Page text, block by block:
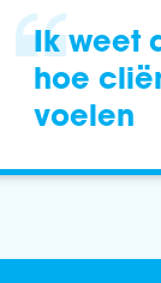
Ik weet
hoe
voelen